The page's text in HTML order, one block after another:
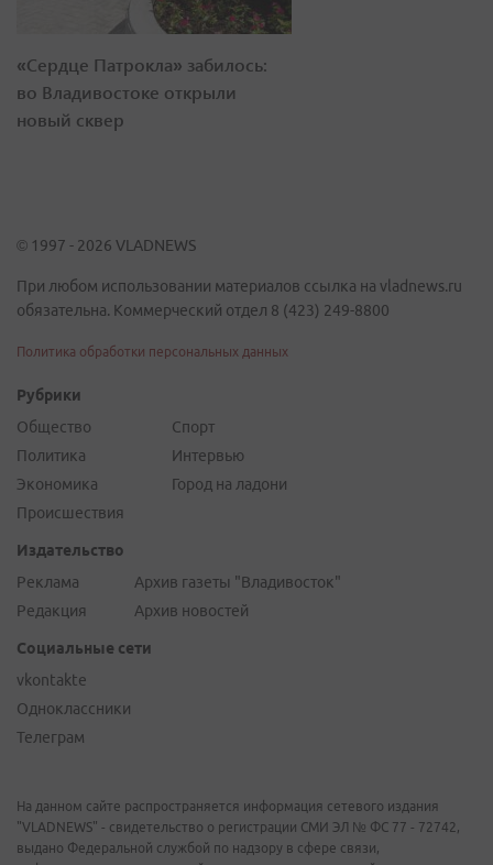
«Сердце Патрокла» забилось:
во Владивостоке открыли
новый сквер
© 1997 - 2026 VLADNEWS
При любом использовании материалов ссылка на vladnews.ru
обязательна. Коммерческий отдел 8 (423) 249-8800
Политика обработки персональных данных
Рубрики
Общество
Политика
Экономика
Происшествия
Спорт
Интервью
Город на ладони
Издательство
Реклама
Редакция
Архив газеты "Владивосток"
Архив новостей
Социальные сети
vkontakte
Одноклассники
Телеграм
На данном сайте распространяется информация сетевого издания
"VLADNEWS" - свидетельство о регистрации СМИ ЭЛ № ФС 77 - 72742,
выдано Федеральной службой по надзору в сфере связи,